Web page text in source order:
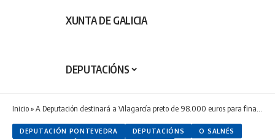
XUNTA DE GALICIA
DEPUTACIÓNS
Inicio»A Deputación destinará a Vilagarcía preto de 98.000 euros para financiar integramente a ampliación dos servizos de saneamento e abastecemento na rúa Ameal
DEPUTACIÓN PONTEVEDRA DEPUTACIÓNS
O SALNÉS